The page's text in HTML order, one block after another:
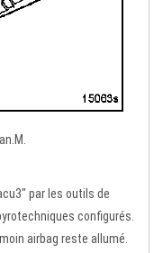
par les outils de
configurés.
airbag reste allumé.